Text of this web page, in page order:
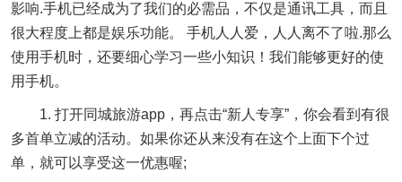
影响.手机已经成为了我们的必需品，不仅是通讯工具，而且
很大程度上都是娱乐功能。 手机人人爱，人人离不了啦.那么
使用手机时，还要细心学习一些小知识！我们能够更好的使
用手机。
1. 打开同城旅游app，再点击“新人专享”，你会看到有很
多首单立减的活动。如果你还从来没有在这个上面下个过
单，就可以享受这一优惠喔;